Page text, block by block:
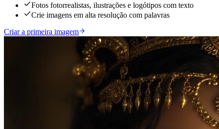
Fotos fotorrealistas, ilustrações e logótipos com texto
Crie imagens em alta resolução com palavras
Criar a primeira imagem